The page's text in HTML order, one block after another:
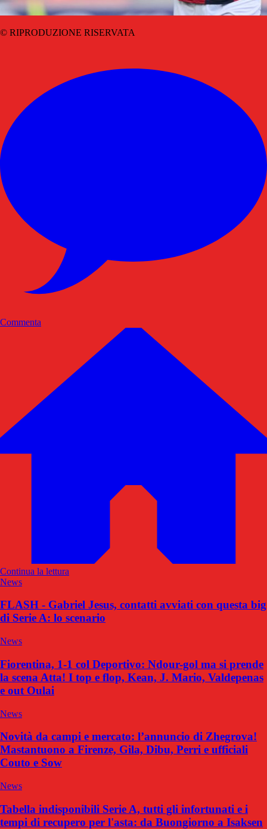
© RIPRODUZIONE RISERVATA
Commenta
Continua la lettura
News
FLASH - Gabriel Jesus, contatti avviati con questa big
di Serie A: lo scenario
News
Fiorentina, 1-1 col Deportivo: Ndour-gol ma si prende
la scena Atta! I top e flop, Kean, J. Mario, Valdepenas
e out Oulai
News
Novità da campi e mercato: l’annuncio di Zhegrova!
Mastantuono a Firenze, Gila, Dibu, Perri e ufficiali
Couto e Sow
News
Tabella indisponibili Serie A, tutti gli infortunati e i
tempi di recupero per l'asta: da Buongiorno a Isaksen